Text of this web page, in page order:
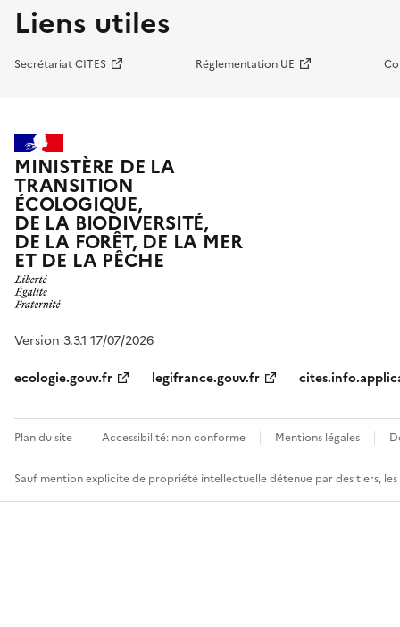
Liens utiles
Secrétariat CITES Réglementation UE
MINISTÈRE DE LA
TRANSITION
ÉCOLOGIQUE,
DE LA BIODIVERSITÉ,
DE LA FORÊT, DE LA MER
ET DE LA PÊCHE
Version 3.3.1 17/07/2026
ecologie.gouv.fr
legifrance.gouv.fr
Plan du site Accessibilité: non conforme Mentions légales
Sauf mention explicite de propriété intellectuelle détenue par des tiers,